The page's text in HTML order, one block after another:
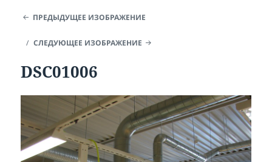
ПРЕДЫДУЩЕЕ ИЗОБРАЖЕНИЕ
СЛЕДУЮЩЕЕ ИЗОБРАЖЕНИЕ
DSC01006